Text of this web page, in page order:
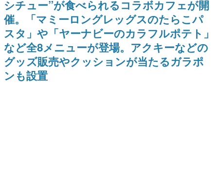
聞きし、ヒットする企画（ゲーム）とは何か？を探ってい
きます。
赫本
この物語を解いてはいけない。『赫本』は、〈試験問題〉
の形をした短編ホラー小説集です。
新世代に訊く
んに収録
売へ
シチュー”が食べられるコラボカフェが開
催。「マミーロングレッグスのたらこパ
スタ」や「ヤーナビーのカラフルポテト」
など全8メニューが登場。アクキーなどの
グッズ販売やクッションが当たるガラポ
ンも設置